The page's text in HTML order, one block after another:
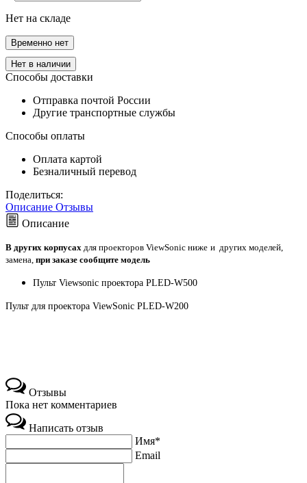
Нет на складе
Временно нет
Нет в наличии
Способы доставки
Отправка почтой России
Другие транспортные службы
Способы оплаты
Оплата картой
Безналичный перевод
Поделиться:
Описание Отзывы
Описание
В других корпусах для проекторов ViewSonic ниже и других моделей,
замена, при заказе сообщите модель
Пульт Viewsonic проектора PLED-W500
Пульт для проектора ViewSonic PLED-W200
Отзывы
Пока нет комментариев
Написать отзыв
Имя*
Email